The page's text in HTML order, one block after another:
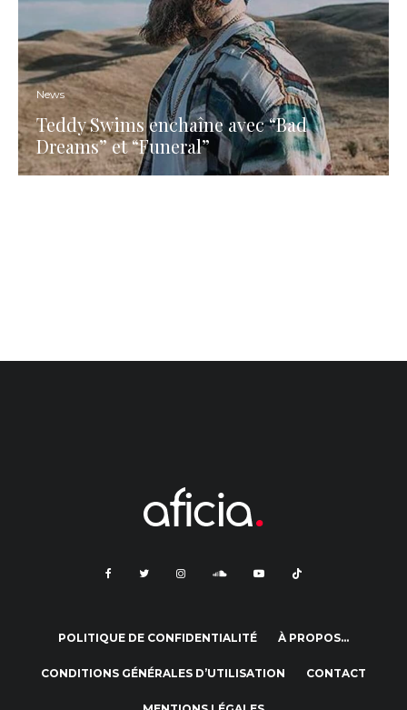
News
Teddy Swims enchaîne avec “Bad
Dreams” et “Funeral”
POLITIQUE DE CONFIDENTIALITÉ À PROPOS…
CONDITIONS GÉNÉRALES D’UTILISATION CONTACT